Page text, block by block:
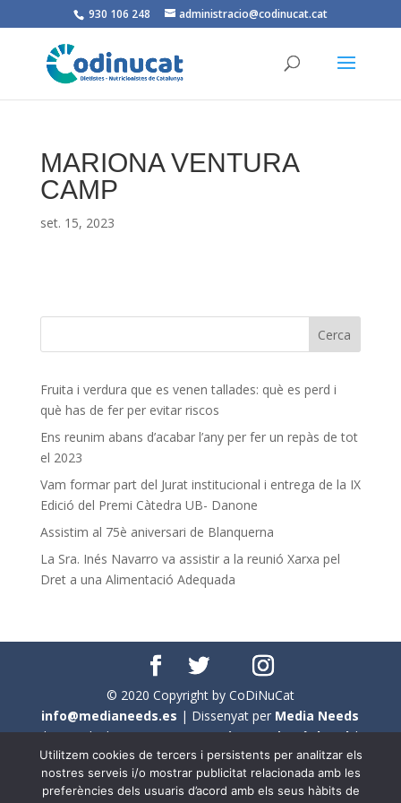
930 106 248 administracio@codinucat.cat
MARIONA VENTURA
CAMP
set. 15, 2023
Fruita i verdura que es venen tallades: què es perd i
què has de fer per evitar riscos
Ens reunim abans d’acabar l’any per fer un repàs de tot
el 2023
Vam formar part del Jurat institucional i entrega de la IX
Edició del Premi Càtedra UB- Danone
Assistim al 75è aniversari de Blanquerna
La Sra. Inés Navarro va assistir a la reunió Xarxa pel
Dret a una Alimentació Adequada
© 2020 Copyright by CoDiNuCat
info@medianeeds.es | Dissenyat per Media Needs
| Tots els drets reservats aCoDiNuCat |Avís legal|
Avís per cookies
En aquest web s'ha tingut en compte l'ús no sexista del
Utilitzem cookies de tercers i persistents per analitzar els
nostres serveis i/o mostrar publicitat relacionada amb les
preferències dels usuaris d’acord amb els seus hàbits de